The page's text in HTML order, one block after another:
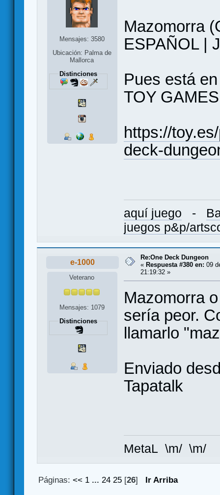
Mensajes: 3580
Ubicación: Palma de
Mallorca
Distinciones
Mazomorra
ESPAÑOL |
Pues está
TOY GAMES
https://
deck-
aquí juego -
juegos p&p/
e-1000
Veterano
Mensajes: 1079
Distinciones
Re:One Deck Dungeon
« Respuesta #380 en: 09
21:19:32 »
Mazomorra
sería peor.
llamarlo
Enviado
Tapatalk
MetaL \m/ \m/
Páginas:<< 1 ...24 25 [26] Ir Arriba